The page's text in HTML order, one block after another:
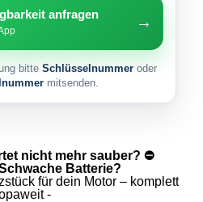
anfragen →
bitte Schlüsselnummeroder
mitsenden.
nicht mehr sauber? ⛔
Batterie?
für dein Motor – komplett
-